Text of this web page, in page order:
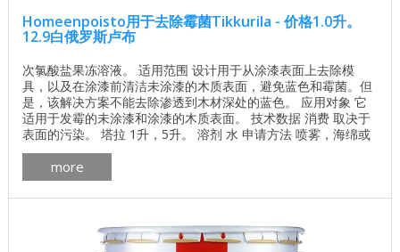
Homeenpoisto用于去除霉菌Tikkurila - 价格1.0升。
12.9白俄罗斯卢布
次氯酸盐果冻溶液。 适用范围 设计用于从涂漆表面上去除模
具，以及在涂漆前清洁未涂漆的木质表面，避免蓝色和霉菌。但
是，该解决方案不能去除渗透到木材深处的蓝色。 应用对象 它
适用于发霉的未涂漆和涂漆的木质表面。 技术数据 消费 取决于
表面的污染。 塔拉 1升，5升。 溶剂 水 申请方法 喷雾，海绵或
刷子。 密度 约。 1.1千克/升。 存储 防止霜冻。 您可以通过电话
获得有关涂料类型和颜色的建议：+375296200779（顾问Julia）
我们还对房屋进行抛光和喷漆，拥有多年经验的专业团队。 ...
more